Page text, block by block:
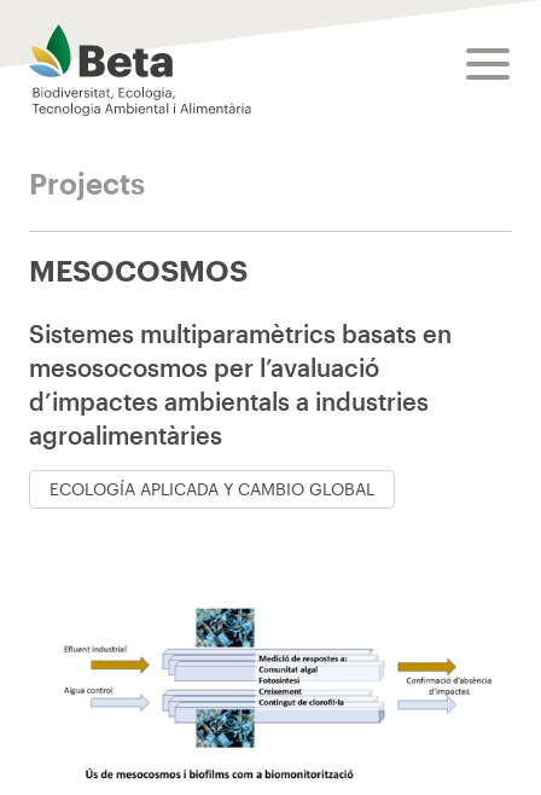
Beta Tech Center
Projects
MESOCOSMOS
Sistemes multiparamètrics basats en
mesosocosmos per l’avaluació
d’impactes ambientals a industries
agroalimentàries
ECOLOGÍA APLICADA Y CAMBIO GLOBAL